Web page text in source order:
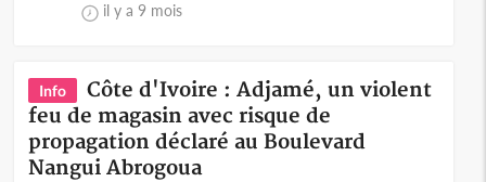
il y a 9 mois
Info
Côte d'Ivoire : Adjamé, un violent
feu de magasin avec risque de
propagation déclaré au Boulevard
Nangui Abrogoua